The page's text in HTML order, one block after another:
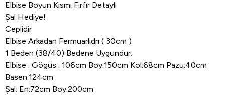
Elbise Boyun Kısmı Fırfır Detaylı
Şal Hediye!
Ceplidir
Elbise Arkadan Fermuarlıdrı ( 30cm )
1 Beden (38/40) Bedene Uygundur.
Elbise : Gögüs : 106cm Boy:150cm Kol:68cm Pazu:40cm
Basen:124cm
Şal: En:72cm Boy:200cm